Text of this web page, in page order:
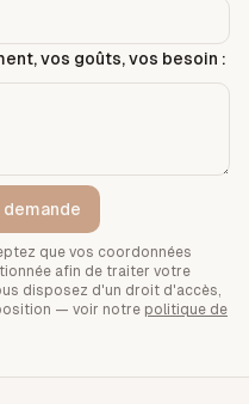
vos goûts, vos besoin :
que vos coordonnées
afin de traiter votre
disposez d'un droit d'accès,
— voir notre politique de